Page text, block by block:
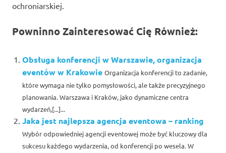
ochroniarskiej.
Powninno Zainteresować Cię Również:
Obsługa konferencji w Warszawie, organizacja
eventów w Krakowie Organizacja konferencji to zadanie,
które wymaga nie tylko pomysłowości, ale także precyzyjnego
planowania. Warszawa i Kraków, jako dynamiczne centra
wydarzeń,[...]...
Jaka jest najlepsza agencja eventowa – ranking
Wybór odpowiedniej agencji eventowej może być kluczowy dla
sukcesu każdego wydarzenia, od konferencji po wesela. W